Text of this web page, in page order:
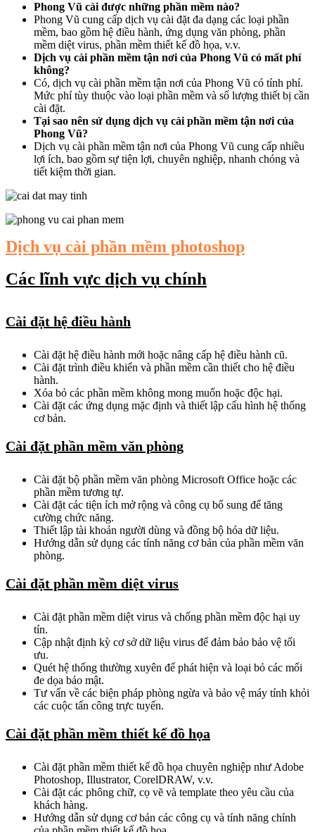
Phong Vũ cài được những phần mềm nào?
Phong Vũ cung cấp dịch vụ cài đặt đa dạng các loại phần
mềm, bao gồm hệ điều hành, ứng dụng văn phòng, phần
mềm diệt virus, phần mềm thiết kế đồ họa, v.v.
Dịch vụ cài phần mềm tận nơi của Phong Vũ có mất phí
không?
Có, dịch vụ cài phần mềm tận nơi của Phong Vũ có tính phí.
Mức phí tùy thuộc vào loại phần mềm và số lượng thiết bị cần
cài đặt.
Tại sao nên sử dụng dịch vụ cài phần mềm tận nơi của
Phong Vũ?
Dịch vụ cài phần mềm tận nơi của Phong Vũ cung cấp nhiều
lợi ích, bao gồm sự tiện lợi, chuyên nghiệp, nhanh chóng và
tiết kiệm thời gian.
Dịch vụ cài phần mềm photoshop
Các lĩnh vực dịch vụ chính
Cài đặt hệ điều hành
Cài đặt hệ điều hành mới hoặc nâng cấp hệ điều hành cũ.
Cài đặt trình điều khiển và phần mềm cần thiết cho hệ điều
hành.
Xóa bỏ các phần mềm không mong muốn hoặc độc hại.
Cài đặt các ứng dụng mặc định và thiết lập cấu hình hệ thống
cơ bản.
Cài đặt phần mềm văn phòng
Cài đặt bộ phần mềm văn phòng Microsoft Office hoặc các
phần mềm tương tự.
Cài đặt các tiện ích mở rộng và công cụ bổ sung để tăng
cường chức năng.
Thiết lập tài khoản người dùng và đồng bộ hóa dữ liệu.
Hướng dẫn sử dụng các tính năng cơ bản của phần mềm văn
phòng.
Cài đặt phần mềm diệt virus
Cài đặt phần mềm diệt virus và chống phần mềm độc hại uy
tín.
Cập nhật định kỳ cơ sở dữ liệu virus để đảm bảo bảo vệ tối
ưu.
Quét hệ thống thường xuyên để phát hiện và loại bỏ các mối
đe dọa bảo mật.
Tư vấn về các biện pháp phòng ngừa và bảo vệ máy tính khỏi
các cuộc tấn công trực tuyến.
Cài đặt phần mềm thiết kế đồ họa
Cài đặt phần mềm thiết kế đồ họa chuyên nghiệp như Adobe
Photoshop, Illustrator, CorelDRAW, v.v.
Cài đặt các phông chữ, cọ vẽ và template theo yêu cầu của
khách hàng.
Hướng dẫn sử dụng cơ bản các công cụ và tính năng chính